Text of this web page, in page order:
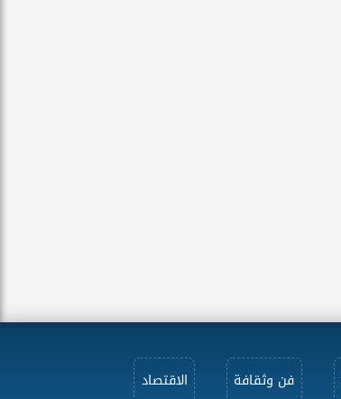
فن وثقافة الاقتصاد